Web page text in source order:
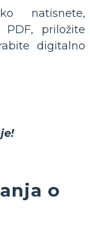
natisnete,
priložite
digitalno
o